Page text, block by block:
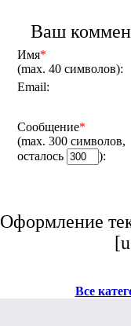
Ваш
Имя*
(max. 40 символов):
Email:
Сообщение*
(max. 300 символов,
осталось
):
Оформление
Все